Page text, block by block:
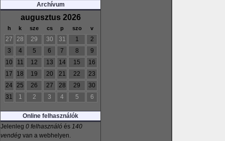
Archívum
augusztus 2026
h k sze cs p szo v
27 28 29 30 31 1
2
3
4 5 6 7 8
9
10
11 12 13 14 15
16
17
18 19 20 21 22
23
24
25 26 27 28 29
30
31
1 2 3 4 5 6
Online felhasználók
Jelenleg 0 felhasználó és 140
vendég van a webhelyen.